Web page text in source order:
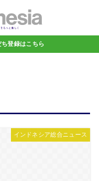
登録はこちら
インドネシア総合ニュース